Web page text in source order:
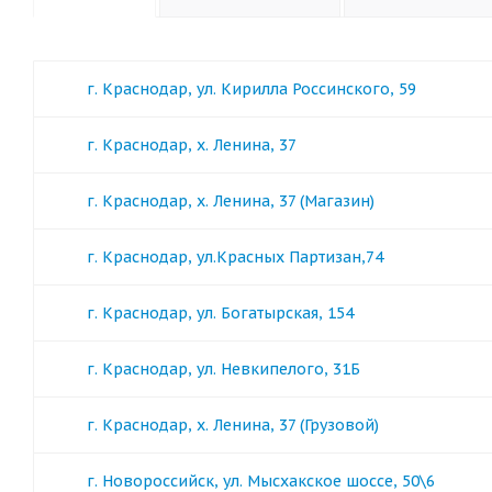
г. Краснодар, ул. Кирилла Россинского, 59
г. Краснодар, х. Ленина, 37
г. Краснодар, х. Ленина, 37 (Магазин)
г. Краснодар, ул.Красных Партизан,74
г. Краснодар, ул. Богатырская, 154
г. Краснодар, ул. Невкипелого, 31Б
г. Краснодар, х. Ленина, 37 (Грузовой)
г. Новороссийск, ул. Мысхакское шоссе, 50\6